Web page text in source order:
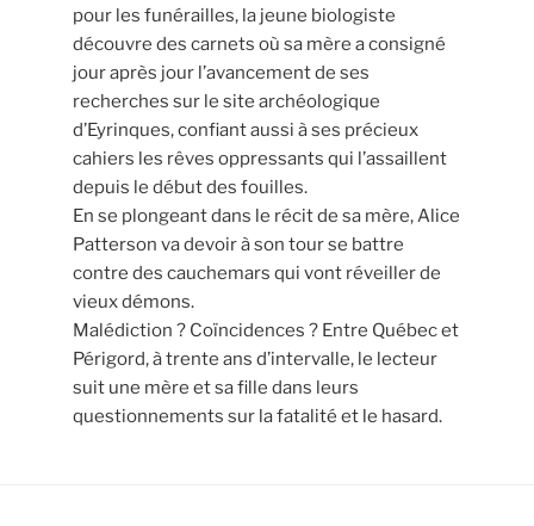
pour les funérailles, la jeune biologiste
découvre des carnets où sa mère a consigné
jour après jour l’avancement de ses
recherches sur le site archéologique
d’Eyrinques, confiant aussi à ses précieux
cahiers les rêves oppressants qui l’assaillent
depuis le début des fouilles.
En se plongeant dans le récit de sa mère, Alice
Patterson va devoir à son tour se battre
contre des cauchemars qui vont réveiller de
vieux démons.
Malédiction ? Coïncidences ? Entre Québec et
Périgord, à trente ans d’intervalle, le lecteur
suit une mère et sa fille dans leurs
questionnements sur la fatalité et le hasard.